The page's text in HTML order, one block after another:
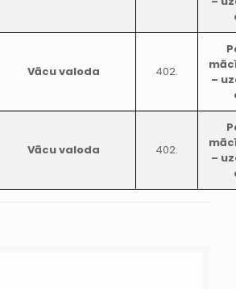
Vācu valoda 402.
–
Vācu valoda 402.
–